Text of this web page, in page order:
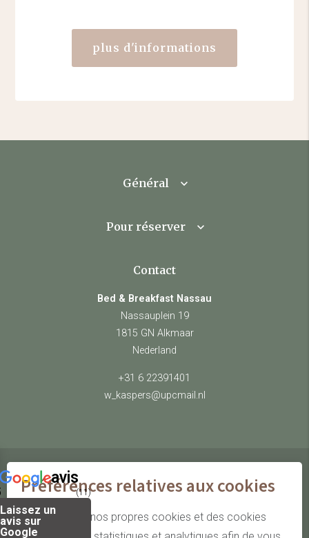
plus d'informations
Général
Pour réserver
Contact
Bed & Breakfast Nassau
Nassauplein 19
1815 GN Alkmaar
Nederland
+31 6 22391401
w_kaspers@upcmail.nl
© Bed & Breakfast Nassau
site by Webstart
avis
(11)
Laissez un
avis sur
Google
Préférences relatives aux cookies
Nous utilisons nos propres cookies et des cookies